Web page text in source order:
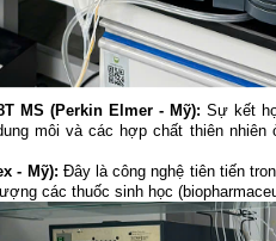
MS (Perkin Elmer - Mỹ): Sự kết
môi và các hợp chất thiên
- Mỹ): Đây là công nghệ tiên tiến
các thuốc sinh học